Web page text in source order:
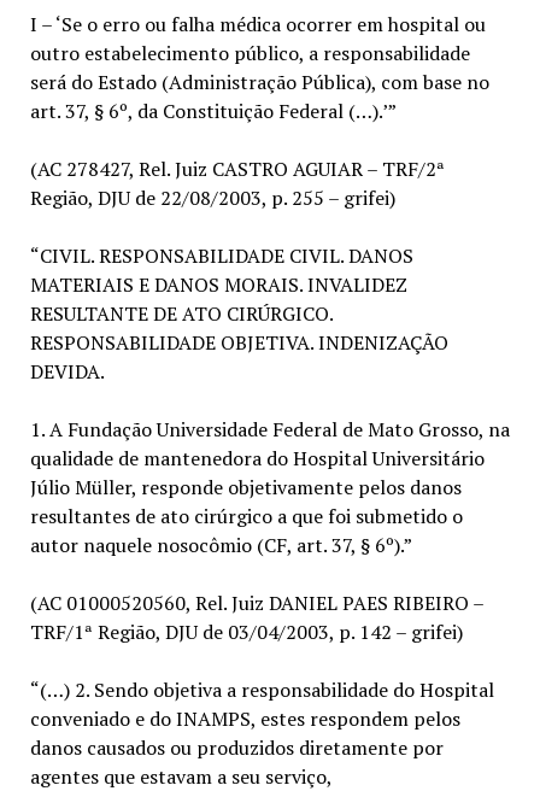
I – ‘Se o erro ou falha médica ocorrer em hospital ou
outro estabelecimento público, a responsabilidade
será do Estado (Administração Pública), com base no
art. 37, § 6º, da Constituição Federal (…).’”
(AC 278427, Rel. Juiz CASTRO AGUIAR – TRF/2ª
Região, DJU de 22/08/2003, p. 255 – grifei)
“CIVIL. RESPONSABILIDADE CIVIL. DANOS
MATERIAIS E DANOS MORAIS. INVALIDEZ
RESULTANTE DE ATO CIRÚRGICO.
RESPONSABILIDADE OBJETIVA. INDENIZAÇÃO
DEVIDA.
1. A Fundação Universidade Federal de Mato Grosso, na
qualidade de mantenedora do Hospital Universitário
Júlio Müller, responde objetivamente pelos danos
resultantes de ato cirúrgico a que foi submetido o
autor naquele nosocômio (CF, art. 37, § 6º).”
(AC 01000520560, Rel. Juiz DANIEL PAES RIBEIRO –
TRF/1ª Região, DJU de 03/04/2003, p. 142 – grifei)
“(…) 2. Sendo objetiva a responsabilidade do Hospital
conveniado e do INAMPS, estes respondem pelos
danos causados ou produzidos diretamente por
agentes que estavam a seu serviço,